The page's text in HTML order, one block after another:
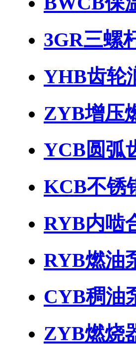
3GR三螺
YHB齿轮
ZYB增压
YCB圆弧
KCB不锈
RYB内啮
RYB燃油
CYB稠油
ZYB燃烧